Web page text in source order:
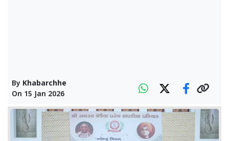
By Khabarchhe
On 15 Jan 2026